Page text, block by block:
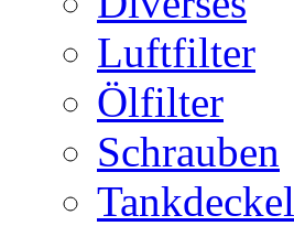
Luftfilter
Ölfilter
Schrauben
Tankdeckel